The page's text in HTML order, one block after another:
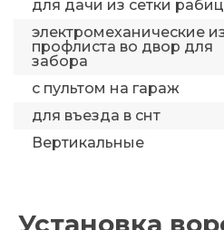
для дачи из сетки
электромеханические
профлиста во двор для
забора
с пультом на гараж
для въезда в снт
Вертикальные